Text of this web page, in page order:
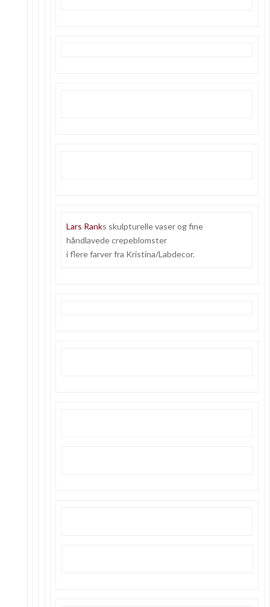
Lars Ranks skulpturelle vaser og fine
håndlavede crepeblomster
i flere farver fra Kristina/Labdecor.